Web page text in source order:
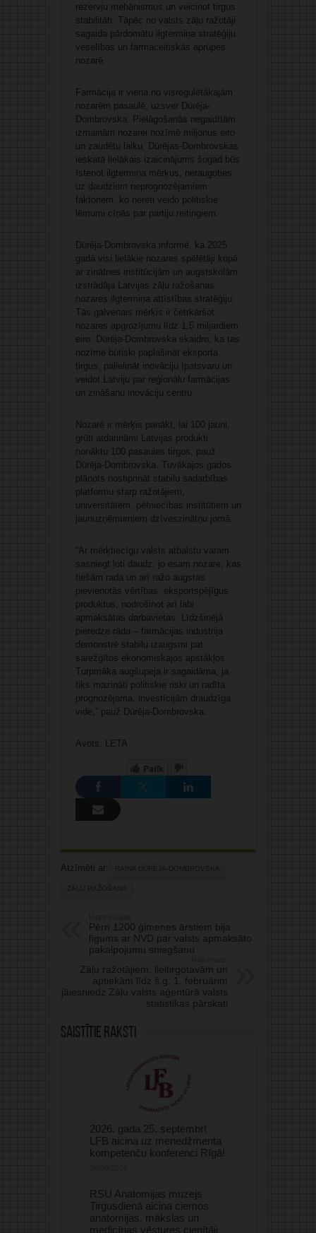
rezervju mehānismus un veicinot tirgus
stabilitāti. Tāpēc no valsts zāļu ražotāji
sagaida pārdomātu ilgtermiņa stratēģiju
veselības un farmaceitiskās aprūpes
nozarē.
Farmācija ir viena no visregulētākajām
nozarēm pasaulē, uzsver Dūrēja-
Dombrovska. Pielāgošanās negaidītām
izmaiņām nozarei nozīmē miljonus eiro
un zaudētu laiku. Dūrējas-Dombrovskas
ieskatā lielākais izaicinājums šogad būs
īstenot ilgtermiņa mērķus, neraugoties
uz daudziem neprognozējamiem
faktoriem, ko nereti veido politiskie
lēmumi cīņās par partiju reitingiem.
Dūrēja-Dombrovska informē, ka 2025.
gadā visi lielākie nozares spēlētāji kopā
ar zinātnes institūcijām un augstskolām
izstrādāja Latvijas zāļu ražošanas
nozares ilgtermiņa attīstības stratēģiju.
Tās galvenais mērķis ir četrkāršot
nozares apgrozījumu līdz 1,5 miljardiem
eiro. Dūrēja-Dombrovska skaidro, ka tas
nozīmē būtiski paplašināt eksporta
tirgus, palielināt inovāciju īpatsvaru un
veidot Latviju par reģionālu farmācijas
un zināšanu inovāciju centru.
Nozarē ir mērķis panākt, lai 100 jauni,
grūti atdarināmi Latvijas produkti
nonāktu 100 pasaules tirgos, pauž
Dūrēja-Dombrovska. Tuvākajos gados
plānots nostiprināt stabilu sadarbības
platformu starp ražotājiem,
universitātēm, pētniecības institūtiem un
jaunuzņēmumiem dzīveszinātņu jomā.
“Ar mērķtiecīgu valsts atbalstu varam
sasniegt ļoti daudz, jo esam nozare, kas
tiešām rada un arī ražo augstas
pievienotās vērtības, eksportspējīgus
produktus, nodrošinot arī labi
apmaksātas darbavietas. Līdzšinējā
pieredze rāda – farmācijas industrija
demonstrē stabilu izaugsmi pat
sarežģītos ekonomiskajos apstākļos.
Turpmāka augšupeja ir sagaidāma, ja
tiks mazināti politiskie riski un radīta
prognozējama, investīcijām draudzīga
vide,” pauž Dūrēja-Dombrovska.
Avots: LETA
Patīk
Atzīmēti ar: RAINA DŪRĒJA-DOMBROVSKA
ZĀĻU RAŽOŠANA
Pērn 1200 ģimenes ārstiem bija
līgums ar NVD par valsts apmaksāto
pakalpojumu sniegšanu
Zāļu ražotājiem, lieltirgotavām un
aptiekām līdz š.g. 1. februārim
jāiesniedz Zāļu valsts aģentūrā valsts
statistikas pārskati
Saistītie raksti
2026. gada 25. septembrī
LFB aicina uz menedžmenta
kompetenču konferenci Rīgā!
RSU Anatomijas muzejs
Tirgusdienā aicina ciemos
anatomijas, mākslas un
medicīnas vēstures cienītāji